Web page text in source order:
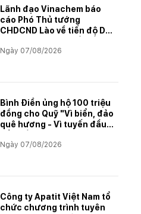
Lãnh đạo Vinachem báo
cáo Phó Thủ tướng
CHDCND Lào về tiến độ Dự
muối mỏ Kali
Ngày 07/08/2026
Bình Điền ủng hộ 100 triệu
đồng cho Quỹ "Vì biển, đảo
quê hương - Vì tuyến đầu
Ngày 07/08/2026
Công ty Apatit Việt Nam tổ
chức chương trình tuyên